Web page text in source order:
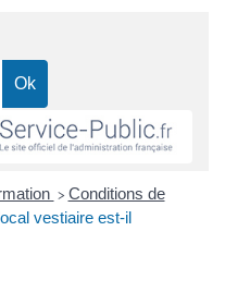
> Conditions de
vestiaire est-il